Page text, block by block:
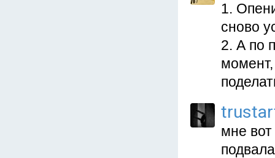
1.
сново
2. А по
мне